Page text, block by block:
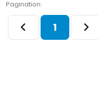
Pagination:
1